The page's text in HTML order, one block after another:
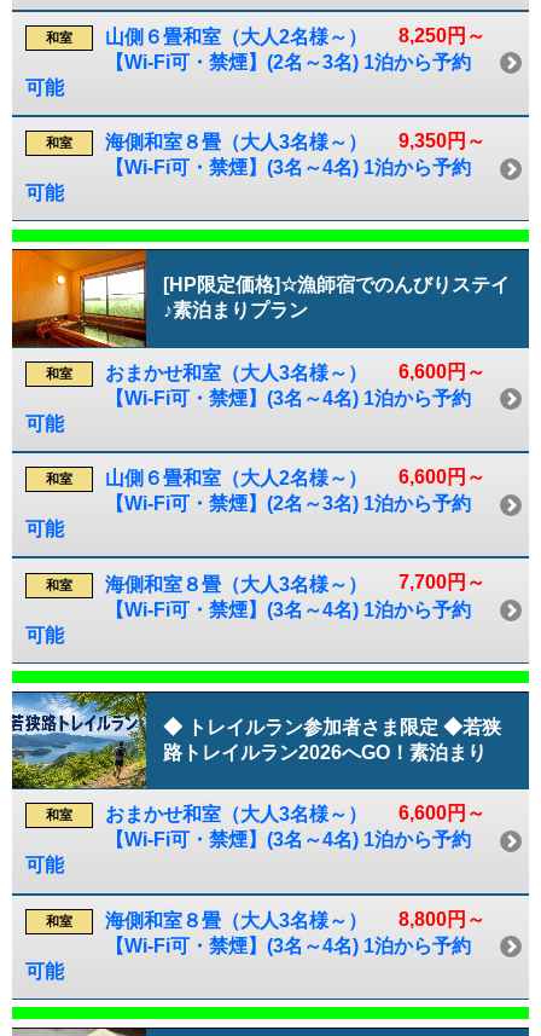
8,250円～
和室
山側６畳和室（大人2名様～）
【Wi-Fi可・禁煙】(2名～3名) 1泊から予約
可能
9,350円～
和室
海側和室８畳（大人3名様～）
【Wi-Fi可・禁煙】(3名～4名) 1泊から予約
可能
[HP限定価格]☆漁師宿でのんびりステイ
♪素泊まりプラン
6,600円～
和室
おまかせ和室（大人3名様～）
【Wi-Fi可・禁煙】(3名～4名) 1泊から予約
可能
6,600円～
和室
山側６畳和室（大人2名様～）
【Wi-Fi可・禁煙】(2名～3名) 1泊から予約
可能
7,700円～
和室
海側和室８畳（大人3名様～）
【Wi-Fi可・禁煙】(3名～4名) 1泊から予約
可能
◆ トレイルラン参加者さま限定 ◆若狭
路トレイルラン2026へGO！素泊まり
6,600円～
和室
おまかせ和室（大人3名様～）
【Wi-Fi可・禁煙】(3名～4名) 1泊から予約
可能
8,800円～
和室
海側和室８畳（大人3名様～）
【Wi-Fi可・禁煙】(3名～4名) 1泊から予約
可能